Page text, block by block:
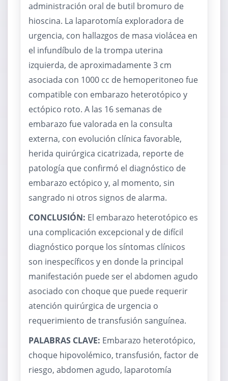
administración oral de butil bromuro de
hioscina. La laparotomía exploradora de
urgencia, con hallazgos de masa violácea en
el infundíbulo de la trompa uterina
izquierda, de aproximadamente 3 cm
asociada con 1000 cc de hemoperitoneo fue
compatible con embarazo heterotópico y
ectópico roto. A las 16 semanas de
embarazo fue valorada en la consulta
externa, con evolución clínica favorable,
herida quirúrgica cicatrizada, reporte de
patología que confirmó el diagnóstico de
embarazo ectópico y, al momento, sin
sangrado ni otros signos de alarma.
CONCLUSIÓN: El embarazo heterotópico es
una complicación excepcional y de difícil
diagnóstico porque los síntomas clínicos
son inespecíficos y en donde la principal
manifestación puede ser el abdomen agudo
asociado con choque que puede requerir
atención quirúrgica de urgencia o
requerimiento de transfusión sanguínea.
PALABRAS CLAVE: Embarazo heterotópico,
choque hipovolémico, transfusión, factor de
riesgo, abdomen agudo, laparotomía